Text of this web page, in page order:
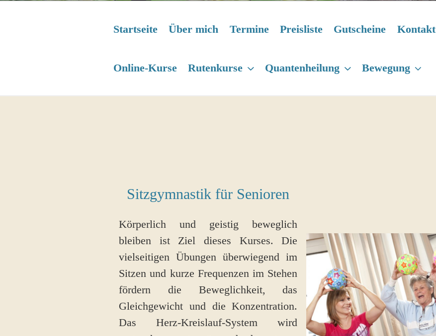
Startseite Über mich Termine Preisliste Gutscheine Kontakt
Online-Kurse Rutenkurse Quantenheilung Bewegung
Sitzgymnastik für Senioren
Körperlich und geistig beweglich
bleiben ist Ziel dieses Kurses. Die
vielseitigen Übungen überwiegend im
Sitzen und kurze Frequenzen im Stehen
fördern die Beweglichkeit, das
Gleichgewicht und die Konzentration.
Das Herz-Kreislauf-System wird